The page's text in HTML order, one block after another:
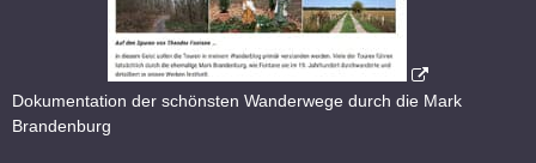
Dokumentation der schönsten Wanderwege durch die Mark
Brandenburg